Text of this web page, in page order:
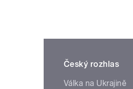
Český rozhlas
Válka na Ukrajině